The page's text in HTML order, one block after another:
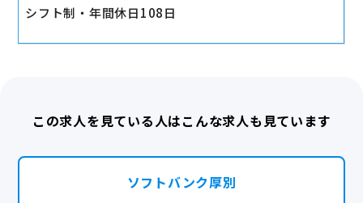
シフト制・年間休日108日
この求人を見ている人はこんな求人も見ています
ソフトバンク厚別